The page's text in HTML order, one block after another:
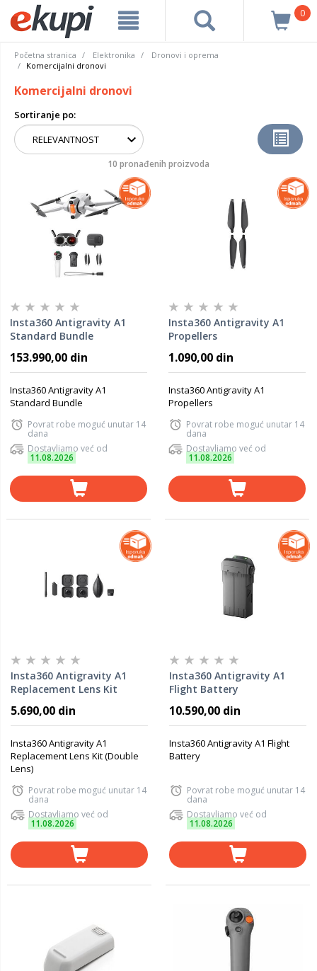
0
Početna stranica Elektronika
Dronovi i oprema
Komercijalni dronovi
Komercijalni dronovi
Sortiranje po:
10 pronađenih proizvoda
Insta360 Antigravity A1
Standard Bundle
153.990,00 din
Insta360 Antigravity A1
Standard Bundle
Povrat robe moguć unutar 14
dana
Dostavljamo već od
11.08.2026
Insta360 Antigravity A1
Propellers
1.090,00 din
Insta360 Antigravity A1
Propellers
Povrat robe moguć unutar 14
dana
Dostavljamo već od
11.08.2026
Insta360 Antigravity A1
Replacement Lens Kit
5.690,00 din
Insta360 Antigravity A1
Replacement Lens Kit (Double
Lens)
Povrat robe moguć unutar 14
dana
Dostavljamo već od
11.08.2026
Insta360 Antigravity A1
Flight Battery
10.590,00 din
Insta360 Antigravity A1 Flight
Battery
Povrat robe moguć unutar 14
dana
Dostavljamo već od
11.08.2026